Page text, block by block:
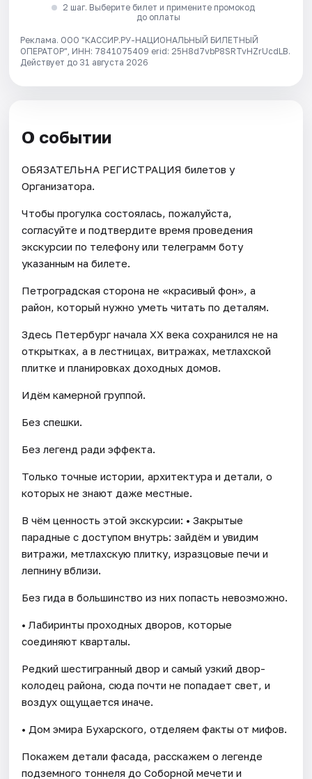
2 шаг. Выберите билет и примените промокод
до оплаты
Реклама. ООО "КАССИР.РУ-НАЦИОНАЛЬНЫЙ БИЛЕТНЫЙ
ОПЕРАТОР", ИНН: 7841075409 erid: 25H8d7vbP8SRTvHZrUcdLB.
Действует до 31 августа 2026
О событии
ОБЯЗАТЕЛЬНА РЕГИСТРАЦИЯ билетов у
Организатора.
Чтобы прогулка состоялась, пожалуйста,
согласуйте и подтвердите время проведения
экскурсии по телефону или телеграмм боту
указанным на билете.
Петроградская сторона не «красивый фон», а
район, который нужно уметь читать по деталям.
Здесь Петербург начала XX века сохранился не на
открытках, а в лестницах, витражах, метлахской
плитке и планировках доходных домов.
Идём камерной группой.
Без спешки.
Без легенд ради эффекта.
Только точные истории, архитектура и детали, о
которых не знают даже местные.
В чём ценность этой экскурсии: • Закрытые
парадные с доступом внутрь: зайдём и увидим
витражи, метлахскую плитку, изразцовые печи и
лепнину вблизи.
Без гида в большинство из них попасть невозможно.
• Лабиринты проходных дворов, которые
соединяют кварталы.
Редкий шестигранный двор и самый узкий двор-
колодец района, сюда почти не попадает свет, и
воздух ощущается иначе.
• Дом эмира Бухарского, отделяем факты от мифов.
Покажем детали фасада, расскажем о легенде
подземного тоннеля до Соборной мечети и